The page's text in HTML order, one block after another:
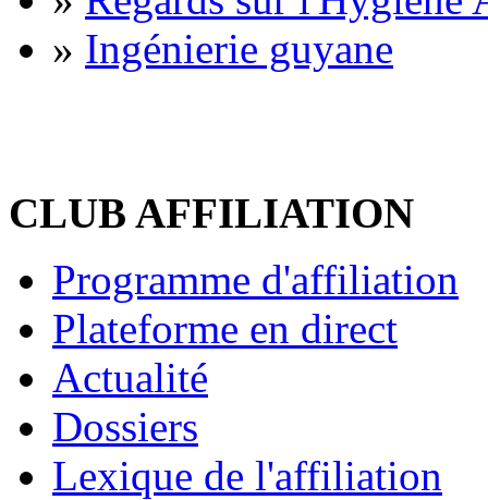
» Ingénierie guyane
CLUB AFFILIATION
Programme d'affiliation
Plateforme en direct
Actualité
Dossiers
Lexique de l'affiliation